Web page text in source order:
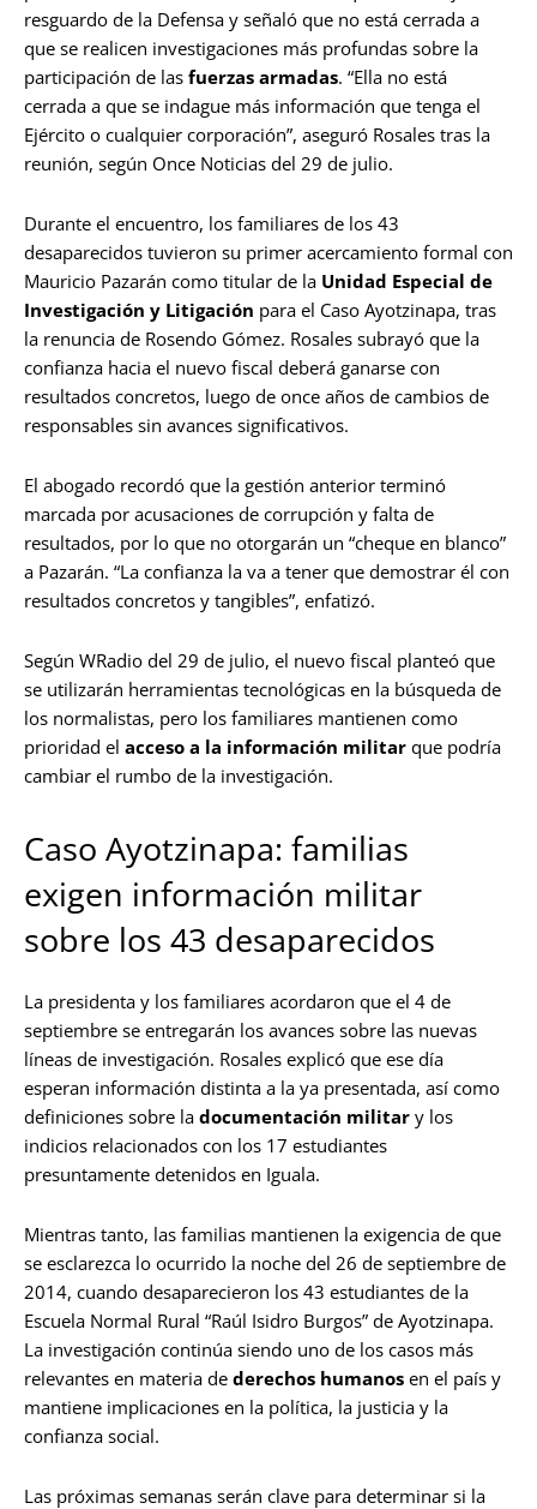
resguardo de la Defensa y señaló que no está cerrada a
que se realicen investigaciones más profundas sobre la
participación de las fuerzas armadas. “Ella no está
cerrada a que se indague más información que tenga el
Ejército o cualquier corporación”, aseguró Rosales tras la
reunión, según Once Noticias del 29 de julio.
Durante el encuentro, los familiares de los 43
desaparecidos tuvieron su primer acercamiento formal con
Mauricio Pazarán como titular de la Unidad Especial de
Investigación y Litigación para el Caso Ayotzinapa, tras
la renuncia de Rosendo Gómez. Rosales subrayó que la
confianza hacia el nuevo fiscal deberá ganarse con
resultados concretos, luego de once años de cambios de
responsables sin avances significativos.
El abogado recordó que la gestión anterior terminó
marcada por acusaciones de corrupción y falta de
resultados, por lo que no otorgarán un “cheque en blanco”
a Pazarán. “La confianza la va a tener que demostrar él con
resultados concretos y tangibles”, enfatizó.
Según WRadio del 29 de julio, el nuevo fiscal planteó que
se utilizarán herramientas tecnológicas en la búsqueda de
los normalistas, pero los familiares mantienen como
prioridad el acceso a la información militar que podría
cambiar el rumbo de la investigación.
Caso Ayotzinapa: familias
exigen información militar
sobre los 43 desaparecidos
La presidenta y los familiares acordaron que el 4 de
septiembre se entregarán los avances sobre las nuevas
líneas de investigación. Rosales explicó que ese día
esperan información distinta a la ya presentada, así como
definiciones sobre la documentación militar y los
indicios relacionados con los 17 estudiantes
presuntamente detenidos en Iguala.
Mientras tanto, las familias mantienen la exigencia de que
se esclarezca lo ocurrido la noche del 26 de septiembre de
2014, cuando desaparecieron los 43 estudiantes de la
Escuela Normal Rural “Raúl Isidro Burgos” de Ayotzinapa.
La investigación continúa siendo uno de los casos más
relevantes en materia de derechos humanos en el país y
mantiene implicaciones en la política, la justicia y la
confianza social.
Las próximas semanas serán clave para determinar si la